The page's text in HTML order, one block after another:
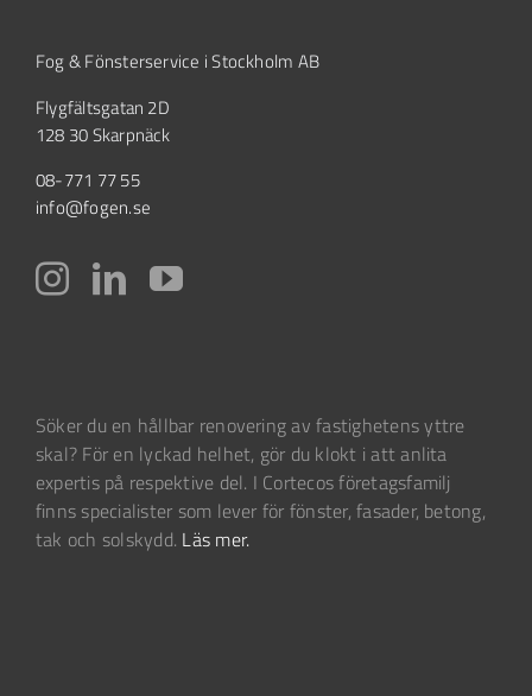
Fog & Fönsterservice i Stockholm AB
Flygfältsgatan 2D
128 30 Skarpnäck
08-771 77 55
info@fogen.se
Söker du en hållbar renovering av fastighetens yttre
skal? För en lyckad helhet, gör du klokt i att anlita
expertis på respektive del. I Cortecos företagsfamilj
finns specialister som lever för fönster, fasader, betong,
tak och solskydd. Läs mer.